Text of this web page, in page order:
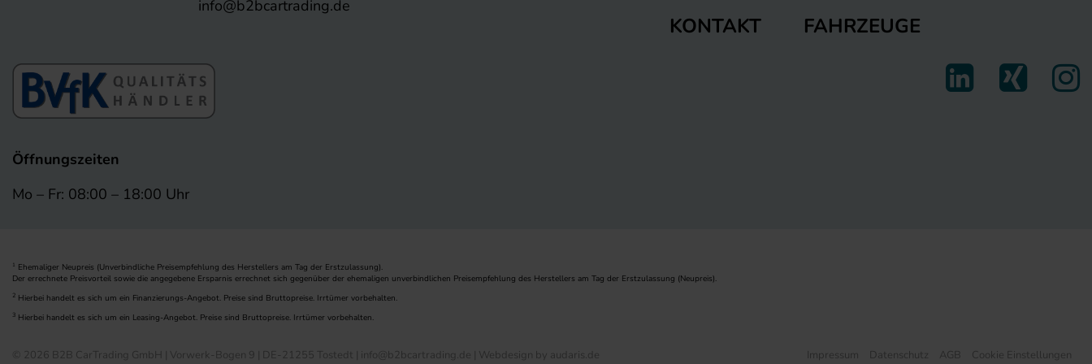
info@b2bcartrading.de
Öffnungszeiten
Mo – Fr: 08:00 – 18:00 Uhr
KONTAKT FAHRZEUGE
1
Ehemaliger Neupreis (Unverbindliche Preisempfehlung des Herstellers am Tag der Erstzulassung).
Der errechnete Preisvorteil sowie die angegebene Ersparnis errechnet sich gegenüber der ehemaligen unverbindlichen Preisempfehlung des Herstellers am Tag der Erstzulassung (Neupreis).
2 Hierbei handelt es sich um ein Finanzierungs-Angebot. Preise sind Bruttopreise. Irrtümer vorbehalten.
3 Hierbei handelt es sich um ein Leasing-Angebot. Preise sind Bruttopreise. Irrtümer vorbehalten.
© 2026 B2B CarTrading GmbH | Vorwerk-Bogen 9 | DE-21255 Tostedt | info@b2bcartrading.de | Webdesign by audaris.de Impressum Datenschutz AGB Cookie Einstellungen